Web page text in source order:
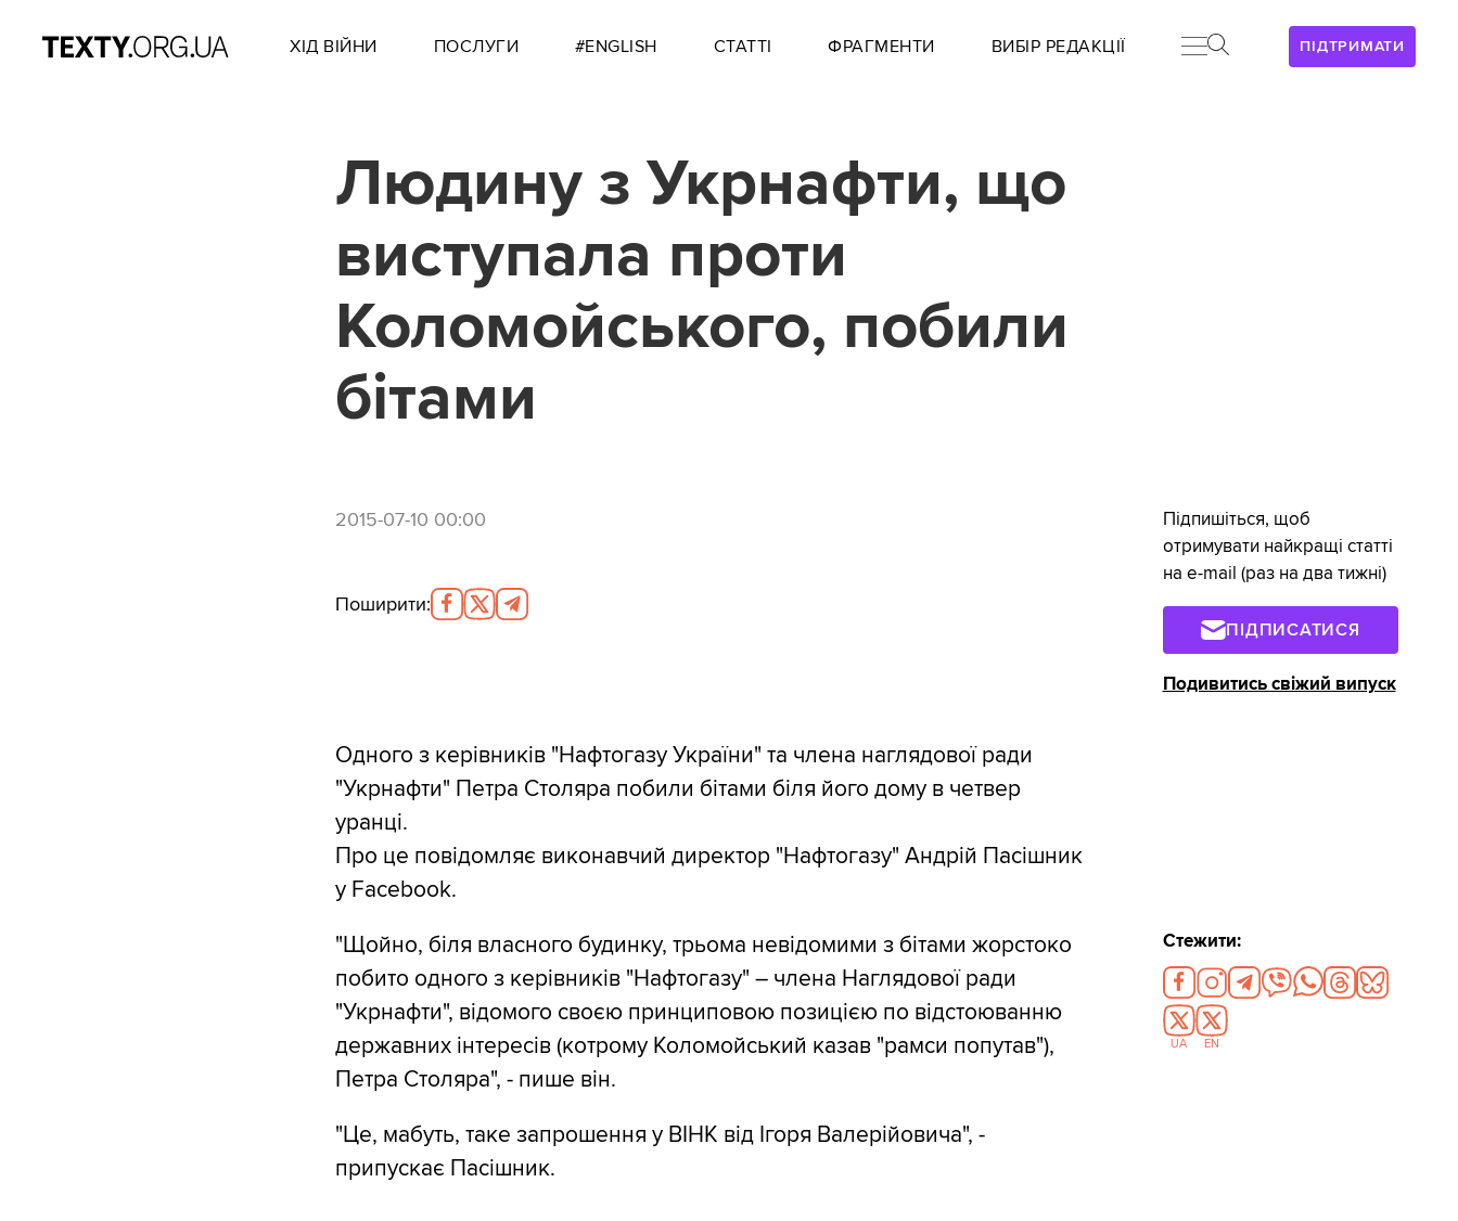
ПІДТРИМАТИ
ХІД ВІЙНИ ПОСЛУГИ #ENGLISH СТАТТІ ФРАГМЕНТИ ВИБІР РЕДАКЦІЇ
Людину з Укрнафти, що
виступала проти
Коломойського, побили
бітами
2015-07-10 00:00
Поширити:
Одного з керівників "Нафтогазу України" та члена наглядової ради
"Укрнафти" Петра Столяра побили бітами біля його дому в четвер
уранці.
Про це повідомляє виконавчий директор "Нафтогазу" Андрій Пасішник
у Facebook.
"Щойно, біля власного будинку, трьома невідомими з бітами жорстоко
побито одного з керівників "Нафтогазу" – члена Наглядової ради
"Укрнафти", відомого своєю принциповою позицією по відстоюванню
державних інтересів (котрому Коломойський казав "рамси попутав"),
Петра Столяра", - пише він.
"Це, мабуть, таке запрошення у ВІНК від Ігоря Валерійовича", -
припускає Пасішник.
Підпишіться, щоб
отримувати найкращі статті
на e-mail (раз на два тижні)
ПІДПИСАТИСЯ
Подивитись свіжий випуск
Стежити:
UA EN